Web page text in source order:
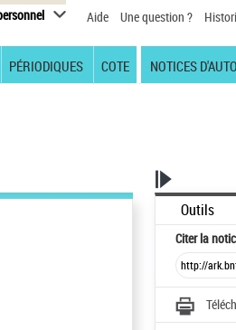
Aide Une question ?
PÉRIODIQUES COTE NOTICES
Outils
Citerla